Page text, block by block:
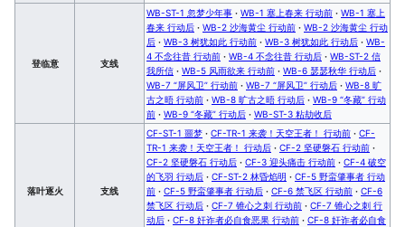
登临意 支线
WB-ST-1 忽梦少年事 · WB-1 塞上春来 行动前 · WB-1 塞上
春来 行动后 · WB-2 沙海黄尘 行动前 · WB-2 沙海黄尘 行动
后 · WB-3 树犹如此 行动前 · WB-3 树犹如此 行动后 · WB-
4 不念往昔 行动前 · WB-4 不念往昔 行动后 · WB-ST-2 信
我所信 · WB-5 风雨欲来 行动前 · WB-6 瑟瑟秋华 行动后 ·
WB-7 “屏风卫” 行动前 · WB-7 “屏风卫” 行动后 · WB-8 旷
古之晤 行动前 · WB-8 旷古之晤 行动后 · WB-9 “冬藏” 行动
前 · WB-9 “冬藏” 行动后 · WB-ST-3 粘劫收后
落叶逐火 支线
CF-ST-1 噩梦 · CF-TR-1 来袭！天空王者！ 行动前 · CF-
TR-1 来袭！天空王者！ 行动后 · CF-2 坚硬磐石 行动前 ·
CF-2 坚硬磐石 行动后 · CF-3 迎头痛击 行动前 · CF-4 破空
的飞羽 行动后 · CF-ST-2 林昏焰明 · CF-5 野蛮肇事者 行动
前 · CF-5 野蛮肇事者 行动后 · CF-6 禁飞区 行动前 · CF-6
禁飞区 行动后 · CF-7 锥心之刺 行动前 · CF-7 锥心之刺 行
动后 · CF-8 奸诈者必自食恶果 行动前 · CF-8 奸诈者必自食